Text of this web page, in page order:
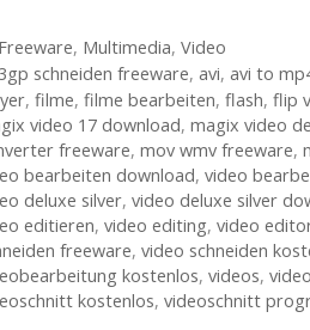
Kategorien
Freeware, Multimedia, Video
Tags
3gp schneiden freeware, avi, avi to
, filme, filme bearbeiten, flash, flip
video 17 download, magix video
freeware, mov wmv freeware,
bearbeiten download, video
deluxe silver, video deluxe silver
editieren, video editing, video
freeware, video schneiden
kostenlos, videos,
kostenlos, videoschnitt